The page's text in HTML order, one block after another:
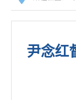
尹念红